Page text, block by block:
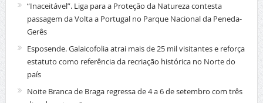
“Inaceitável”. Liga para a Proteção da Natureza contesta
passagem da Volta a Portugal no Parque Nacional da Peneda-
Gerês
Esposende. Galaicofolia atrai mais de 25 mil visitantes e reforça
estatuto como referência da recriação histórica no Norte do
país
Noite Branca de Braga regressa de 4 a 6 de setembro com três